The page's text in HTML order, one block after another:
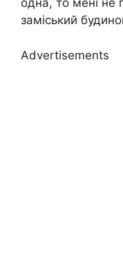
одна, то мені не
заміський
Advertisements